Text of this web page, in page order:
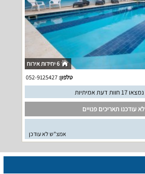
6 יחידות אירוח
טלפון:052-9125427
נמצאו 17 חוות דעת אמיתיות
לא עודכנו תאריכים פנויים
אמצ"ש לא עודכן